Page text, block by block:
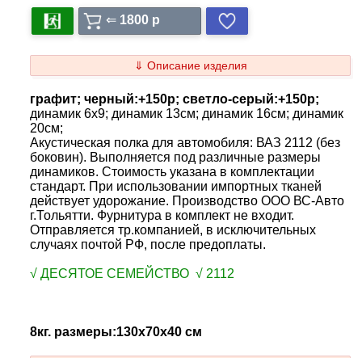
⇐ 1800 p
⇓ Описание изделия
графит; черный:+150р; светло-серый:+150р;
динамик 6x9; динамик 13см; динамик 16см; динамик
20см;
Акустическая полка для автомобиля: ВАЗ 2112 (без
боковин). Выполняется под различные размеры
динамиков. Стоимость указана в комплектации
стандарт. При использовании импортных тканей
действует удорожание. Производство ООО ВС-Авто
г.Тольятти. Фурнитура в комплект не входит.
Отправляется тр.компанией, в исключительных
случаях почтой РФ, после предоплаты.
√ ДЕСЯТОЕ СЕМЕЙСТВО √ 2112
8кг. размеры:130x70x40 см